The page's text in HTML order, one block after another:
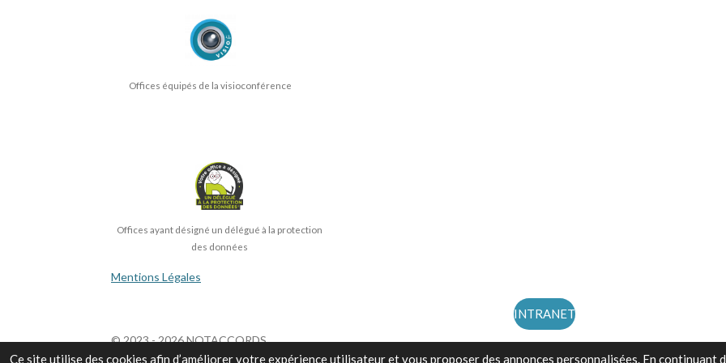
Ce site utilise des cookies afin d’améliorer votre expérience utilisateur et vous proposer des annonces personnalisées. En continuant
Offices équipés de la visioconférence
Offices ayant désigné un délégué à la protection
des données
Mentions Légales
INTRANET
© 2023 - 2026 NOTACCORDS